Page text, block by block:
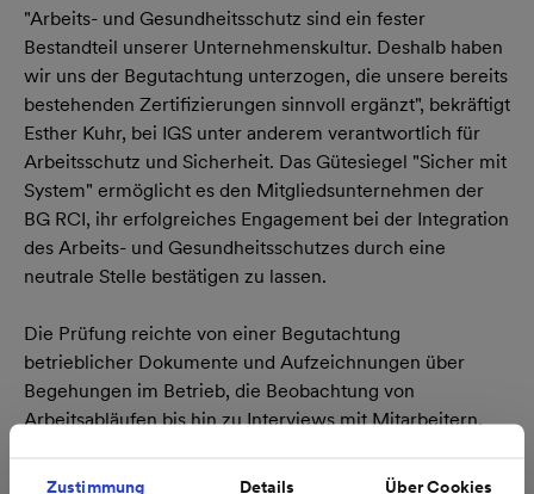
Zustimmung Details Über Cookies
"Arbeits- und Gesundheitsschutz sind ein fester
Bestandteil unserer Unternehmenskultur. Deshalb haben
wir uns der Begutachtung unterzogen, die unsere bereits
bestehenden Zertifizierungen sinnvoll ergänzt", bekräftigt
Esther Kuhr, bei IGS unter anderem verantwortlich für
Arbeitsschutz und Sicherheit. Das Gütesiegel "Sicher mit
System" ermöglicht es den Mitgliedsunternehmen der
BG RCI, ihr erfolgreiches Engagement bei der Integration
des Arbeits- und Gesundheitsschutzes durch eine
neutrale Stelle bestätigen zu lassen.
Die Prüfung reichte von einer Begutachtung
betrieblicher Dokumente und Aufzeichnungen über
Begehungen im Betrieb, die Beobachtung von
Arbeitsabläufen bis hin zu Interviews mit Mitarbeitern,
im Zeitraum zwischen März und Juni 2012. Der Vorteil